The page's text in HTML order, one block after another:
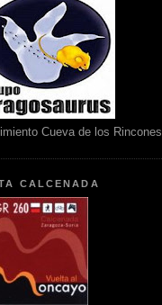
Cueva de los Rincones
CALCENADA